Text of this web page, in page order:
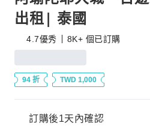
出租| 泰國
4.7優秀 8K+ 個已訂購
94 折 TWD 1,000
訂購後1天內確認